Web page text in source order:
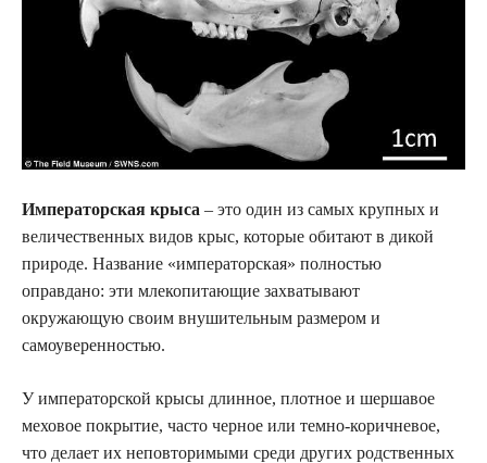
Императорская крыса – это один из самых крупных и
величественных видов крыс, которые обитают в дикой
природе. Название «императорская» полностью
оправдано: эти млекопитающие захватывают
окружающую своим внушительным размером и
самоуверенностью.
У императорской крысы длинное, плотное и шершавое
меховое покрытие, часто черное или темно-коричневое,
что делает их неповторимыми среди других родственных